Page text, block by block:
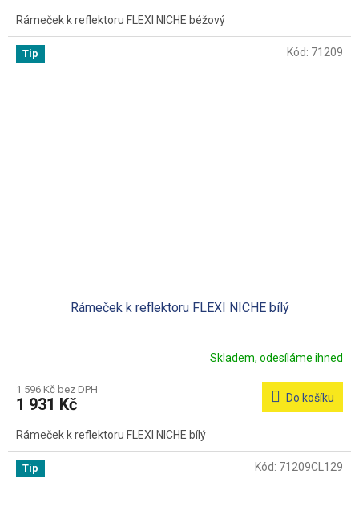
Rámeček k reflektoru FLEXI NICHE béžový
Tip
Rámeček k reflektoru FLEXI NICHE bílý
Skladem, odesíláme ihned
1 596 Kč bez DPH
1 931 Kč Do košíku
Rámeček k reflektoru FLEXI NICHE bílý
Kód: 71209
Tip Kód: 71209CL129